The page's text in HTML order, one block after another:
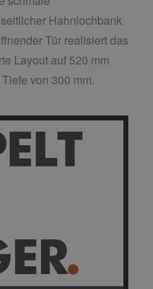
Hahnlochbank
Tür realisiert das
Layout auf 520 mm
von 300 mm.